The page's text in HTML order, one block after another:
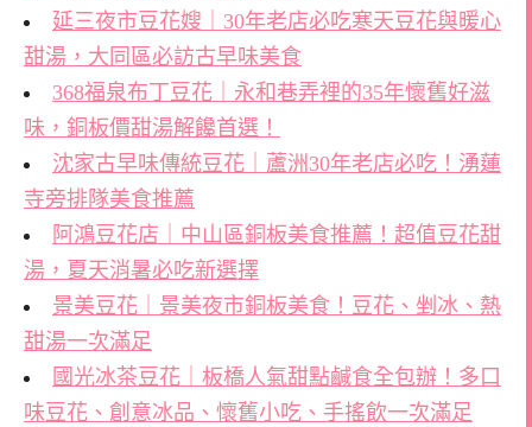
延三夜市豆花嫂｜30年老店必吃寒天豆花與暖心
甜湯，大同區必訪古早味美食
368福泉布丁豆花｜永和巷弄裡的35年懷舊好滋
味，銅板價甜湯解饞首選！
沈家古早味傳統豆花｜蘆洲30年老店必吃！湧蓮
寺旁排隊美食推薦
阿鴻豆花店｜中山區銅板美食推薦！超值豆花甜
湯，夏天消暑必吃新選擇
景美豆花｜景美夜市銅板美食！豆花、剉冰、熱
甜湯一次滿足
國光冰茶豆花｜板橋人氣甜點鹹食全包辦！多口
味豆花、創意冰品、懷舊小吃、手搖飲一次滿足